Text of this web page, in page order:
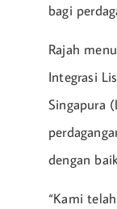
bagi
Rajah
Integrasi
Singapura
dengan
“Kami